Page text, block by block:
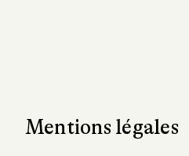
Mentions légales